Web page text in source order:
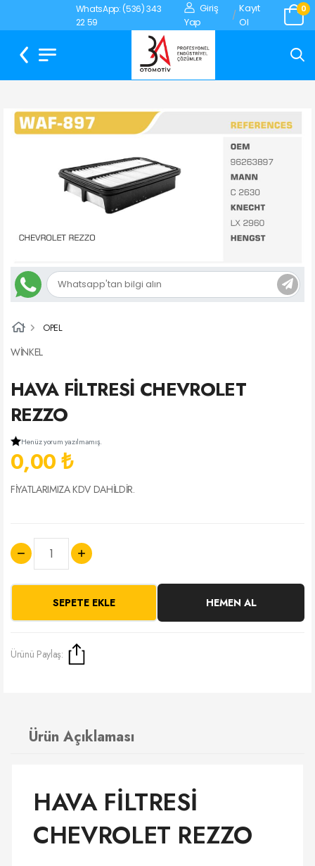
WhatsApp: (536) 343
22 59
Giriş
Yap
/
Kayıt
Ol
0
OPEL
WİNKEL
HAVA FİLTRESİ CHEVROLET
REZZO
Henüz yorum yazılmamış.
0,00 ₺
FİYATLARIMIZA KDV DAHİLDİR.
SEPETE EKLE HEMEN AL
Ürünü Paylaş:
Ürün Açıklaması
HAVA FİLTRESİ
CHEVROLET REZZO